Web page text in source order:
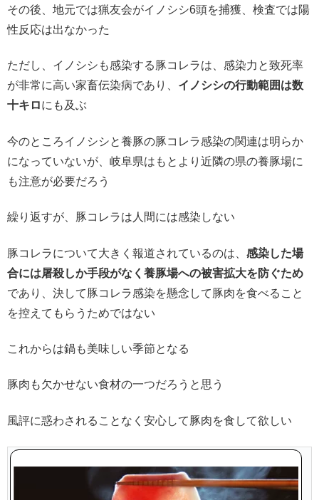
その後、地元では猟友会がイノシシ6頭を捕獲、検査では陽
性反応は出なかった
ただし、イノシシも感染する豚コレラは、感染力と致死率
が非常に高い家畜伝染病であり、 イノシシの行動範囲は数
十キロにも及ぶ
今のところイノシシと養豚の豚コレラ感染の関連は明らか
になっていないが、岐阜県はもとより近隣の県の養豚場に
も注意が必要だろう
繰り返すが、豚コレラは人間には感染しない
豚コレラについて大きく報道されているのは、 感染した場
合には屠殺しか手段がなく養豚場への被害拡大を防ぐため
であり、決して豚コレラ感染を懸念して豚肉を食べること
を控えてもらうためではない
これからは鍋も美味しい季節となる
豚肉も欠かせない食材の一つだろうと思う
風評に惑わされることなく安心して豚肉を食して欲しい